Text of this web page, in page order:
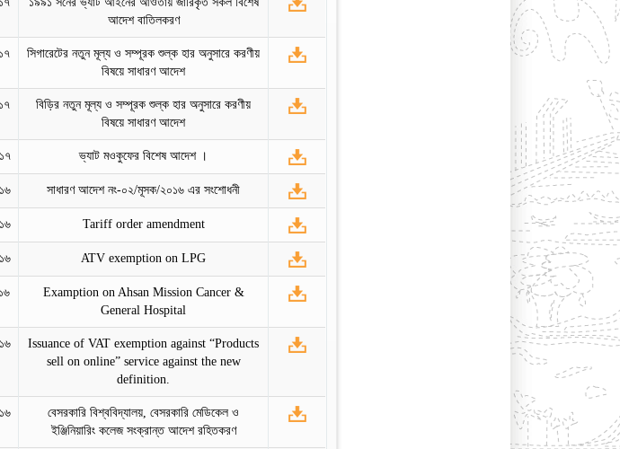
আদেশ বাতিলকরণ
সিগারেটের নতুন মূল্য ও সম্পূরক শুল্ক হার অনুসারে করণীয়
বিষয়ে সাধারণ আদেশ
বিড়ির নতুন মূল্য ও সম্পূরক শুল্ক হার অনুসারে করণীয়
বিষয়ে সাধারণ আদেশ
ভ্যাট মওকুফের বিশেষ আদেশ ।
সাধারণ আদেশ নং-০২/মূসক/২০১৬ এর সংশোধনী
Tariff order amendment
ATV exemption on LPG
Examption on Ahsan Mission Cancer &
General Hospital
Issuance of VAT exemption against “Products
sell on online” service against the new
definition.
বেসরকারি বিশ্ববিদ্যালয়, বেসরকারি মেডিকেল ও
ইঞ্জিনিয়ারিং কলেজ সংক্রান্ত আদেশ রহিতকরণ